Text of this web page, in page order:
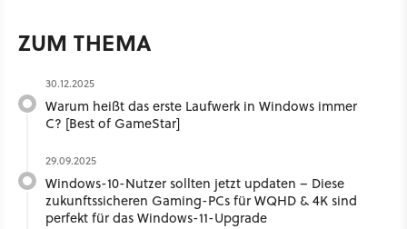
ZUM THEMA
30.12.2025
Warum heißt das erste Laufwerk in Windows immer
C? [Best of GameStar]
29.09.2025
Windows-10-Nutzer sollten jetzt updaten – Diese
zukunftssicheren Gaming-PCs für WQHD & 4K sind
perfekt für das Windows-11-Upgrade